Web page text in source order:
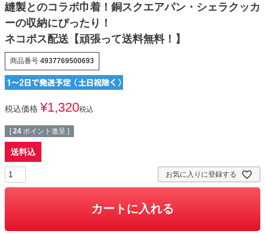
縫製とのコラボ巾着！銅スクエアパン・シェラクッカ
ーの収納にぴったり！
ネコポス配送【頑張って送料無料！】
商品番号 4937769500693
税込価格 ¥1,320税込
[ 24 ポイント進呈 ]
送料込
お気に入りに登録する
カートに入れる